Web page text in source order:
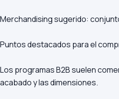
Merchandising sugerido:
Puntos destacados para el
Los programas B2B suelen
acabado y las dimensiones.